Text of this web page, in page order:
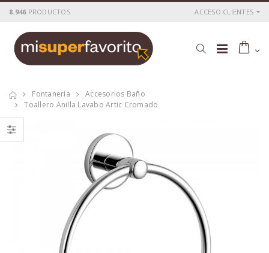
8.946 PRODUCTOS ACCESO CLIENTES
Fontanería
Accesorios Baño
Toallero Anilla Lavabo Artic Cromado
Barra baño java
rociador cuadrado
Cartucho ceramico